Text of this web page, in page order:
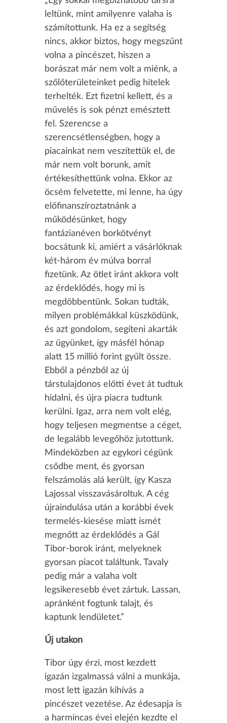
leltünk, mint amilyenre valaha is
számítottunk. Ha ez a segítség
nincs, akkor biztos, hogy megszűnt
volna a pincészet, hiszen a
borászat már nem volt a miénk, a
szőlőterületeinket pedig hitelek
terhelték. Ezt fizetni kellett, és a
művelés is sok pénzt emésztett
fel. Szerencse a
szerencsétlenségben, hogy a
piacainkat nem veszítettük el, de
már nem volt borunk, amit
értékesíthettünk volna. Ekkor az
öcsém felvetette, mi lenne, ha úgy
előfinanszíroztatnánk a
működésünket, hogy
fantázianéven borkötvényt
bocsátunk ki, amiért a vásárlóknak
két-három év múlva borral
fizetünk. Az ötlet iránt akkora volt
az érdeklődés, hogy mi is
megdöbbentünk. Sokan tudták,
milyen problémákkal küszködünk,
és azt gondolom, segíteni akarták
az ügyünket, így másfél hónap
alatt 15 millió forint gyűlt össze.
Ebből a pénzből az új
társtulajdonos előtti évet át tudtuk
hidalni, és újra piacra tudtunk
kerülni. Igaz, arra nem volt elég,
hogy teljesen megmentse a céget,
de legalább levegőhöz jutottunk.
Mindeközben az egykori cégünk
csődbe ment, és gyorsan
felszámolás alá került, így Kasza
Lajossal visszavásároltuk. A cég
újraindulása után a korábbi évek
termelés-kiesése miatt ismét
megnőtt az érdeklődés a Gál
Tibor-borok iránt, melyeknek
gyorsan piacot találtunk. Tavaly
pedig már a valaha volt
legsikeresebb évet zártuk. Lassan,
apránként fogtunk talajt, és
kaptunk lendületet.”
Új utakon
Tibor úgy érzi, most kezdett
igazán izgalmassá válni a munkája,
most lett igazán kihívás a
pincészet vezetése. Az édesapja is
a harmincas évei elején kezdte el